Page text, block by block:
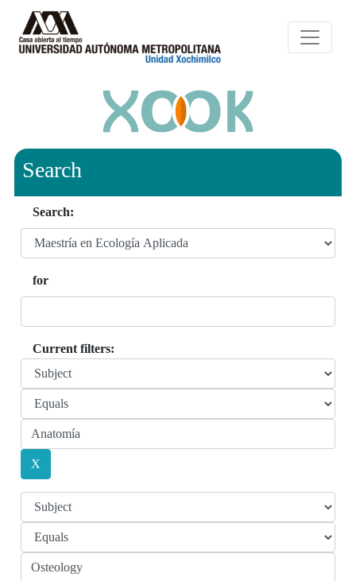
Search
Search:
for
Current filters: